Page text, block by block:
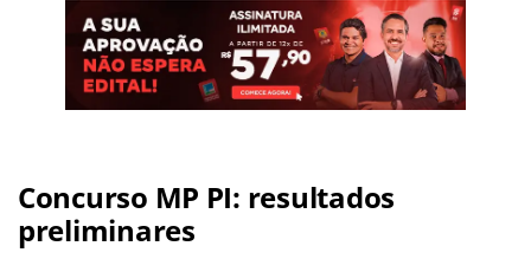
Concurso MP PI: resultados
preliminares